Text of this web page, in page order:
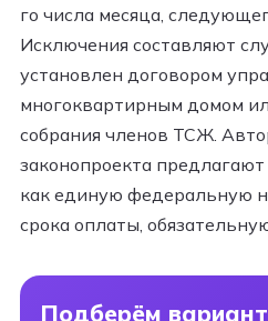
го числа месяца,
Исключения составляют
установлен договором
многоквартирным домом
собрания членов ТСЖ.
законопроекта
как единую федеральную
срока оплаты,
Подберём